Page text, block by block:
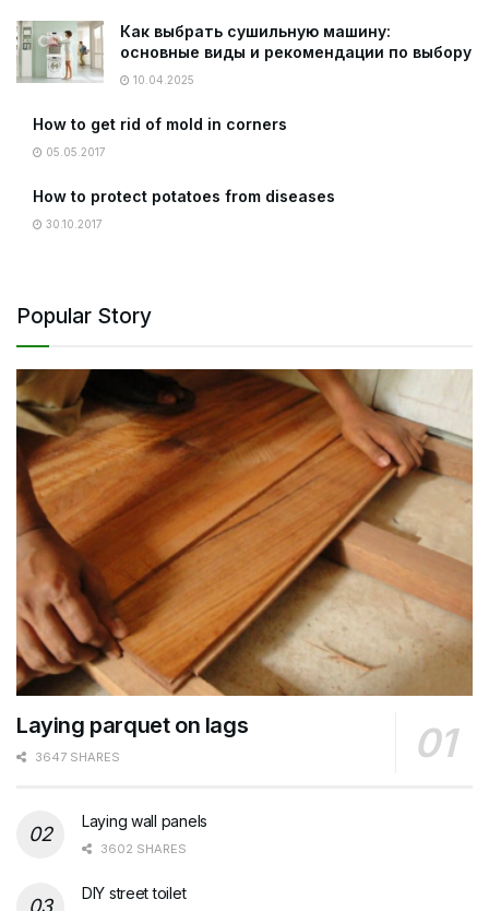
Как выбрать сушильную машину:
основные виды и рекомендации по выбору
10.04.2025
How to get rid of mold in corners
05.05.2017
How to protect potatoes from diseases
30.10.2017
Popular Story
Laying parquet on lags
3647 SHARES
Laying wall panels
3602 SHARES
DIY street toilet